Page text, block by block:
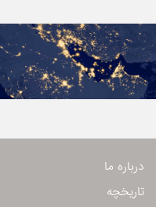
درباره ما
تاریخچه